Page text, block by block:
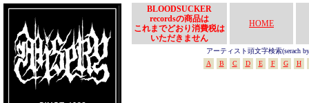
BLOODSUCKER
recordsの商品は
これまでどおり消費税は
いただきません
HOME
アーティスト頭文字検索(serach
A
B C D E F G H